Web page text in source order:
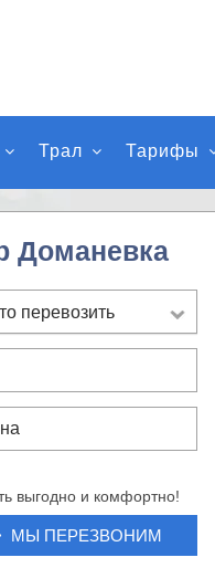
к
п
о
й
у
Трал Тарифы
Доманевка
перевозить
выгодно и комфортно!